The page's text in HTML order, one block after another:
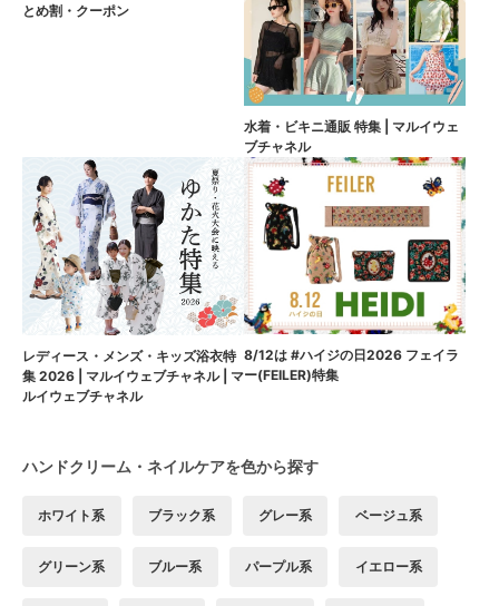
とめ割・クーポン
水着・ビキニ通販 特集 | マルイウェ
ブチャネル
レディース・メンズ・キッズ浴衣特
集 2026 | マルイウェブチャネル | マ
ルイウェブチャネル
8/12は #ハイジの日2026 フェイラ
ー(FEILER)特集
ハンドクリーム・ネイルケアを色から探す
ホワイト系 ブラック系 グレー系 ベージュ系
グリーン系 ブルー系 パープル系 イエロー系